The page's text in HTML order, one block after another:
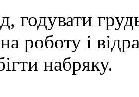
годувати
роботу і
набряку.